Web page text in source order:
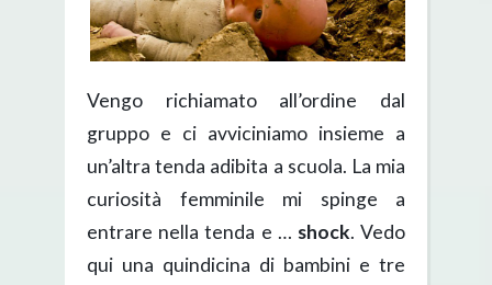
Vengo richiamato all’ordine dal
gruppo e ci avviciniamo insieme a
un’altra tenda adibita a scuola. La mia
curiosità femminile mi spinge a
entrare nella tenda e … shock. Vedo
qui una quindicina di bambini e tre